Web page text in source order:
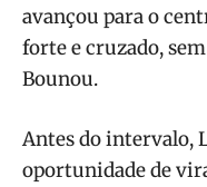
avançou para o
forte e cruzado,
Bounou.
Antes do intervalo,
oportunidade de